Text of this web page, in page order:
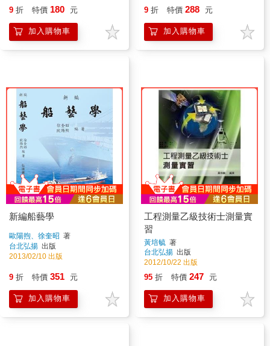
9 折 特價 180 元
加入購物車
9 折 特價 288 元
加入購物車
新編船藝學
歐陽煦、徐奎昭 著
台北弘揚 出版
2013/02/10 出版
9 折 特價 351 元
加入購物車
工程測量乙級技術士測量實
習
黃培毓 著
台北弘揚 出版
2012/10/22 出版
95 折 特價 247 元
加入購物車